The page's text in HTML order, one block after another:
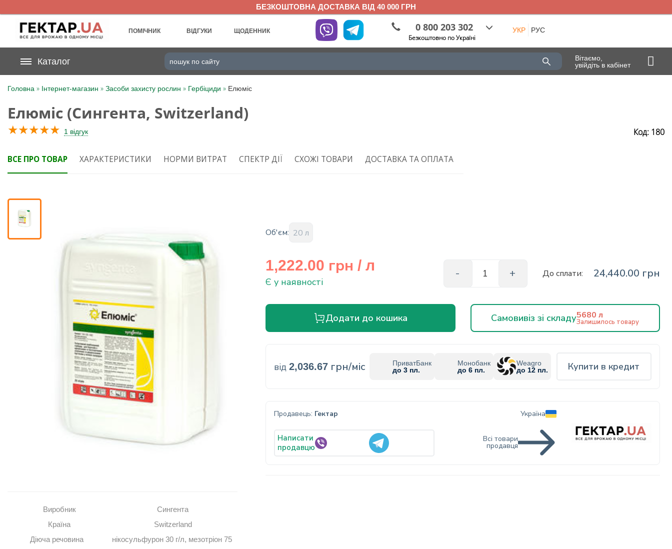
БЕЗКОШТОВНА ДОСТАВКА ВІД 40 000 ГРН
ПОМІЧНИК ВІДГУКИ ЩОДЕННИК 0 800 203 302
Безкоштовно по Україні
УКР РУС
UA
На вашому
бонусному рахунку
Відгуки
Кошик
Помічник
Каталог
Вітаємо,
увійдіть в кабінет
Головна » Інтернет-магазин » Засоби захисту рослин » Гербіциди » Елюміс
Елюміс (Сингента, Switzerland)
★★★★★ 1 відгук Код: 180
ВСЕ ПРО ТОВАР ХАРАКТЕРИСТИКИ НОРМИ ВИТРАТ СПЕКТР ДІЇ СХОЖІ ТОВАРИ ДОСТАВКА ТА ОПЛАТА
Виробник
Сингента
Країна
Switzerland
Діюча речовина
нікосульфурон 30 г/л, мезотріон 75
Об'єм: 20 л
1,222.00 грн/ л
Є у наявності
До сплати: 24,440.00 грн
Додати до кошика Самовивіз зі складу5680 л
Залишилось товару
від2,036.67 грн/міс
ПриватБанк
до 3 пл.
Монобанк
до 6 пл.
Weagro
до 12 пл.
Купити в кредит
Продавець: Гектар
Написати
продавцю
Україна
Всі товари
продавця